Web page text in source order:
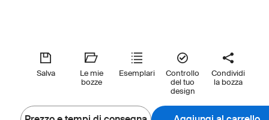
Salva
Le mie
bozze
Esemplari
Controllo
del tuo
design
Condividi
la bozza